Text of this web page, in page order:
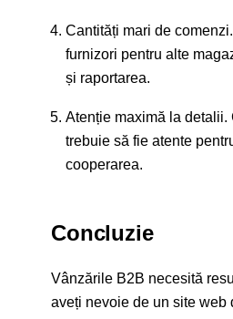
Cantități mari de
furnizori pentru alte
și raportarea.
Atenție maximă la
trebuie să fie atente
cooperarea.
Concluzie
Vânzările B2B necesită
aveți nevoie de un site web